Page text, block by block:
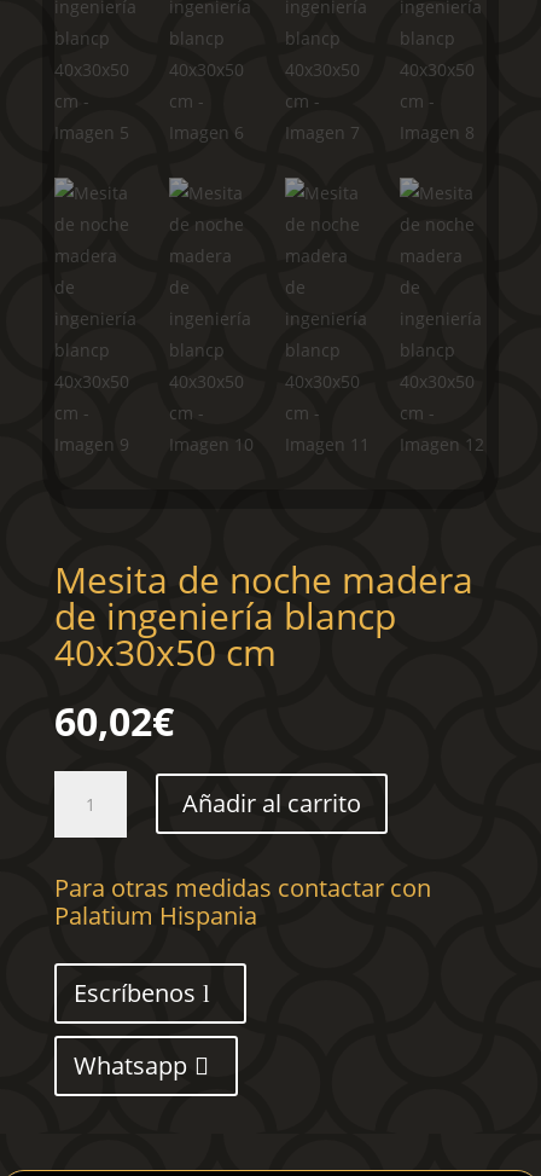
Mesita de noche madera
de ingeniería blancp
40x30x50 cm
60,02€
noche
de
ingeniería
40x30x50
cm
cantidad
Añadir al carrito
Para otras medidas contactar con
Palatium Hispania
Escríbenos
Whatsapp